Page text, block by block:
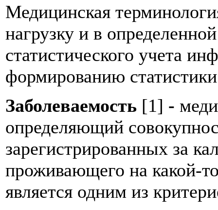
Медицинская
нагрузку и в
статистического учета
формированию
Заболеваемость [1] -
определяющий
зарегистрированных за
проживающего на какой-
является одним из